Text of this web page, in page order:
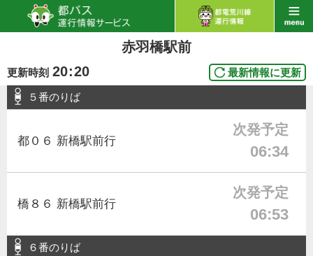
赤羽橋駅前
更新時刻 20:20 最新情報に更新
５番のりば
都０６ 新橋駅前行
次発予定
06:34
橋８６ 新橋駅前行
次発予定
06:53
６番のりば